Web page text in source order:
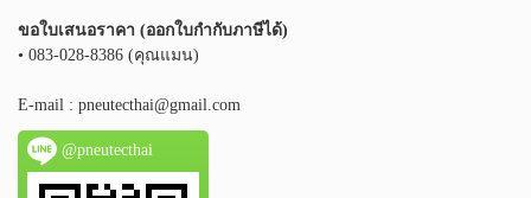
ขอใบเสนอราคา (ออกใบกำกับภาษีได้)
• 083-028-8386 (คุณแมน)
E-mail : pneutecthai@gmail.com
@pneutecthai